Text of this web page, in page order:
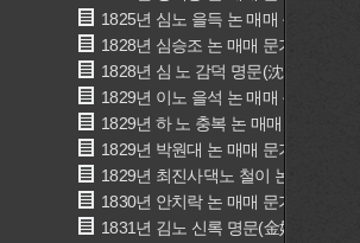
1825년 심노 을득 논 매매 문기(沈奴
1828년 심승조 논 매매 문기(沈承祖
1828년 심 노 감덕 명문(沈 奴 甘德 明
1829년 이노 을석 논 매매 문기(李奴
1829년 하 노 충복 논 매매 문기(河 奴
1829년 박원대 논 매매 문기(朴元大
1829년 최진사댁노 철이 논 매매 문
1830년 안치락 논 매매 문기(安致樂
1831년 김노 신록 명문(金奴 申彔 明文